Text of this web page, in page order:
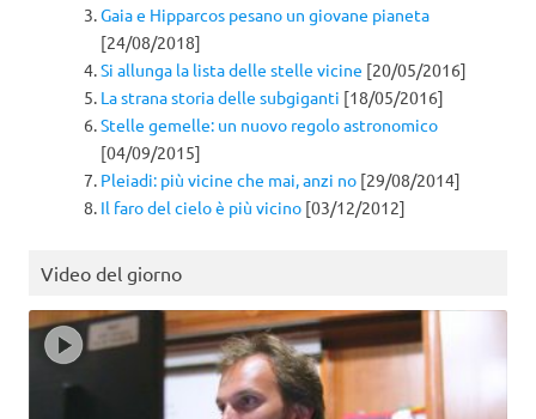
Gaia e Hipparcos pesano un giovane pianeta
[24/08/2018]
Si allunga la lista delle stelle vicine [20/05/2016]
La strana storia delle subgiganti [18/05/2016]
Stelle gemelle: un nuovo regolo astronomico
[04/09/2015]
Pleiadi: più vicine che mai, anzi no [29/08/2014]
Il faro del cielo è più vicino [03/12/2012]
Video del giorno